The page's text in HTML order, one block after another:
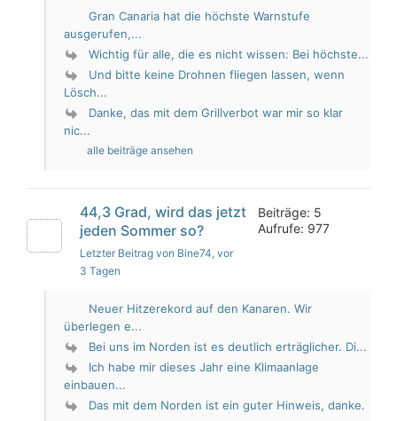
Gran Canaria hat die höchste Warnstufe
ausgerufen,...
Wichtig für alle, die es nicht wissen: Bei höchste...
Und bitte keine Drohnen fliegen lassen, wenn
Lösch...
Danke, das mit dem Grillverbot war mir so klar
nic...
alle beiträge ansehen
44,3 Grad, wird das jetzt
jeden Sommer so?
Letzter Beitrag von Bine74, vor
3 Tagen
Beiträge: 5
Aufrufe: 977
Neuer Hitzerekord auf den Kanaren. Wir
überlegen e...
Bei uns im Norden ist es deutlich erträglicher. Di...
Ich habe mir dieses Jahr eine Klimaanlage
einbauen...
Das mit dem Norden ist ein guter Hinweis, danke.